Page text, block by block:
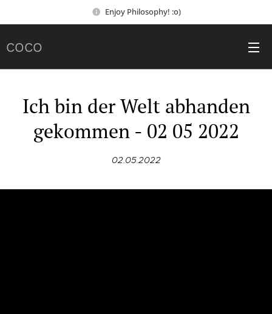
Enjoy Philosophy! :o)
COCO
Ich bin der Welt abhanden
gekommen - 02 05 2022
02.05.2022